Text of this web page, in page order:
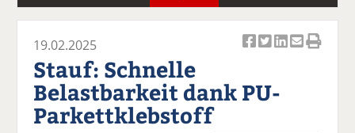
c
k k k
19.02.2025
Stauf: Schnelle
Belastbarkeit dank PU-
Parkettklebstoff